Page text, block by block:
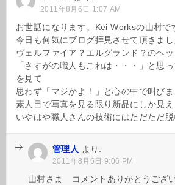
ン
2011年8月6日 1:07 AM
お世話になります。Kei Worksの山村で
今日も何気にブログ拝見させて頂きま
ヴェルファイア？エルグランド？のヘ
「さすがの職人もこれは・・・」と思
を見て
思わず「マジかよ！」と心の中で叫び
素人目で写真を見る限り新品にしか見え
いやはや職人さんの技術にはただただ脱
管理人 より:
2011年8月6日 9:06 PM
山村さま コメントありがとうござい